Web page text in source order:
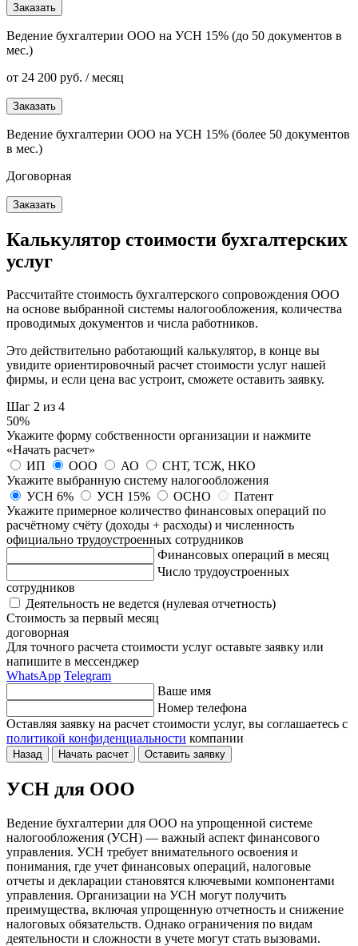
Заказать
Ведение бухгалтерии ООО на УСН 15% (до 50 документов в
мес.)
от 24 200 руб. / месяц
Заказать
Ведение бухгалтерии ООО на УСН 15% (более 50 документов
в мес.)
Договорная
Заказать
Калькулятор стоимости бухгалтерских
услуг
Рассчитайте стоимость бухгалтерского сопровождения ООО
на основе выбранной системы налогообложения, количества
проводимых документов и числа работников.
Это действительно работающий калькулятор, в конце вы
увидите ориентировочный расчет стоимости услуг нашей
фирмы, и если цена вас устроит, сможете оставить заявку.
Шаг 2 из 4
50%
Укажите форму собственности организации и нажмите
«Начать расчет»
ИП
ООО АО
СНТ, ТСЖ, НКО
Укажите выбранную систему налогообложения
УСН 6%
УСН 15% ОСНО
Патент
Укажите примерное количество финансовых операций по
расчётному счёту (доходы + расходы) и численность
официально трудоустроенных сотрудников
Финансовых операций в месяц
Число трудоустроенных
сотрудников
Деятельность не ведется (нулевая отчетность)
Стоимость за первый месяц
договорная
Для точного расчета стоимости услуг оставьте заявку или
напишите в мессенджер
WhatsApp Telegram
Ваше имя
Номер телефона
Оставляя заявку на расчет стоимости услуг, вы соглашаетесь с
политикой конфиденциальности компании
Назад Начать расчет Оставить заявку
УСН для ООО
Ведение бухгалтерии для ООО на упрощенной системе
налогообложения (УСН) — важный аспект финансового
управления. УСН требует внимательного освоения и
понимания, где учет финансовых операций, налоговые
отчеты и декларации становятся ключевыми компонентами
управления. Организации на УСН могут получить
преимущества, включая упрощенную отчетность и снижение
налоговых обязательств. Однако ограничения по видам
деятельности и сложности в учете могут стать вызовами.